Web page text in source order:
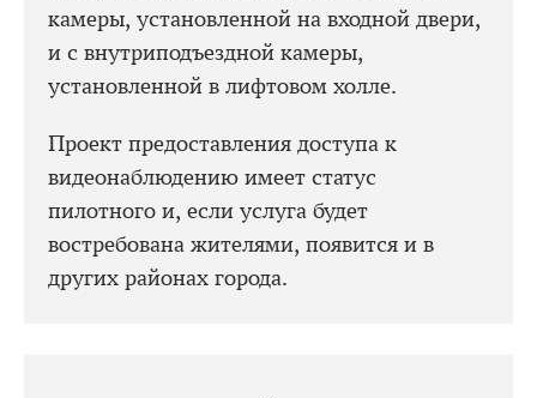
камеры, установленной на входной двери,
и с внутриподъездной камеры,
установленной в лифтовом холле.
Проект предоставления доступа к
видеонаблюдению имеет статус
пилотного и, если услуга будет
востребована жителями, появится и в
других районах города.